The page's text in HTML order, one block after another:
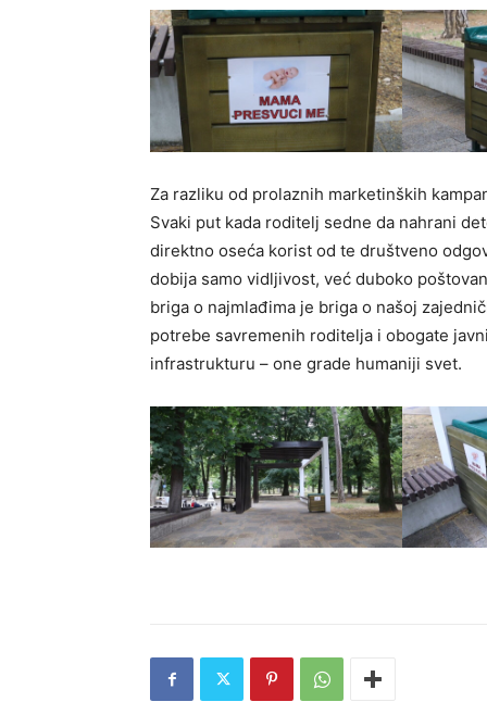
Za razliku od prolaznih marketinških
Svaki put kada roditelj sedne da nahrani
direktno oseća korist od te društveno
dobija samo vidljivost, već duboko
briga o najmlađima je briga o našoj
potrebe savremenih roditelja i obogate
infrastrukturu – one grade humaniji svet.